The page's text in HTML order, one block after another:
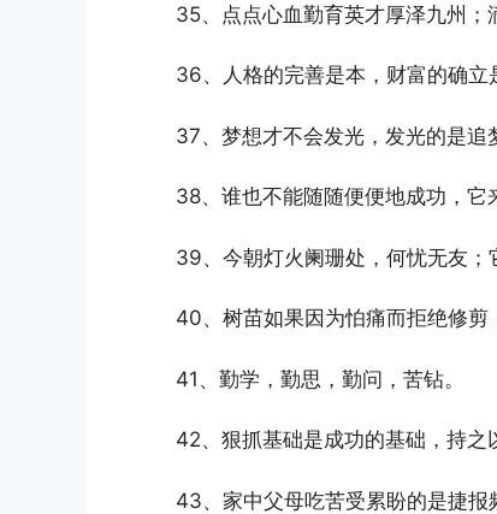
35、点点心血勤育英才厚泽九州；
36、人格的完善是本，财富的确立
37、梦想才不会发光，发光的是追
38、谁也不能随随便便地成功，它
39、今朝灯火阑珊处，何忧无友；
40、树苗如果因为怕痛而拒绝修剪
41、勤学，勤思，勤问，苦钻。
42、狠抓基础是成功的基础，持之
43、家中父母吃苦受累盼的是捷报